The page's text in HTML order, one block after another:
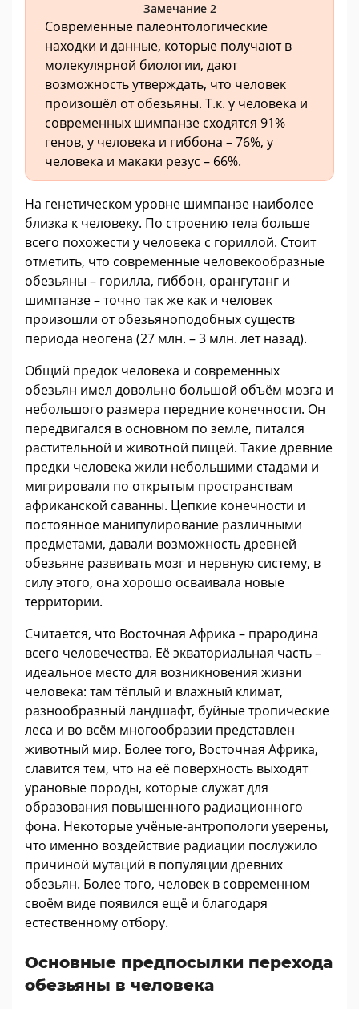
Замечание 2
Современные палеонтологические
находки и данные, которые получают в
молекулярной биологии, дают
возможность утверждать, что человек
произошёл от обезьяны. Т.к. у человека и
современных шимпанзе сходятся 91%
генов, у человека и гиббона – 76%, у
человека и макаки резус – 66%.
На генетическом уровне шимпанзе наиболее
близка к человеку. По строению тела больше
всего похожести у человека с гориллой. Стоит
отметить, что современные человекообразные
обезьяны – горилла, гиббон, орангутанг и
шимпанзе – точно так же как и человек
произошли от обезьяноподобных существ
периода неогена (27 млн. – 3 млн. лет назад).
Общий предок человека и современных
обезьян имел довольно большой объём мозга и
небольшого размера передние конечности. Он
передвигался в основном по земле, питался
растительной и животной пищей. Такие древние
предки человека жили небольшими стадами и
мигрировали по открытым пространствам
африканской саванны. Цепкие конечности и
постоянное манипулирование различными
предметами, давали возможность древней
обезьяне развивать мозг и нервную систему, в
силу этого, она хорошо осваивала новые
территории.
Считается, что Восточная Африка – прародина
всего человечества. Её экваториальная часть –
идеальное место для возникновения жизни
человека: там тёплый и влажный климат,
разнообразный ландшафт, буйные тропические
леса и во всём многообразии представлен
животный мир. Более того, Восточная Африка,
славится тем, что на её поверхность выходят
урановые породы, которые служат для
образования повышенного радиационного
фона. Некоторые учёные-антропологи уверены,
что именно воздействие радиации послужило
причиной мутаций в популяции древних
обезьян. Более того, человек в современном
своём виде появился ещё и благодаря
естественному отбору.
Основные предпосылки перехода
обезьяны в человека